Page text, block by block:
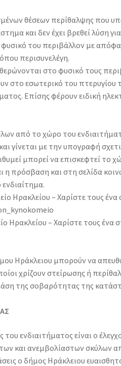
θέσεων περίθαλψης που
και δεν έχει βρεθεί λύση
του περιβάλλον με
περισυνελέγη.
στο φυσικό τους
στο εσωτερικό του
Επίσης φέρουν ειδική
από το χώρο του
γίνεται με την υπογραφή
μπορεί να επισκεφτεί το
η πρόσβαση και στη σελίδα
Ηρακλείου – Χαρίστε τους ένα
Ηρακλείου – Χαρίστε τους ένα
Ηράκλειου μπορούν να
χρίζουν στείρωσης ή
της σοβαρότητας της
του ενδιαιτήματος είναι ο
και ανεμβολίαστων σκύλων
ο δήμος Ηράκλειου